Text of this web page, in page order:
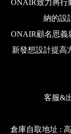
ONAIR致力將行
納的設
ONAIR顧名思義
新發想設計提高
客服&
倉庫自取地址 :